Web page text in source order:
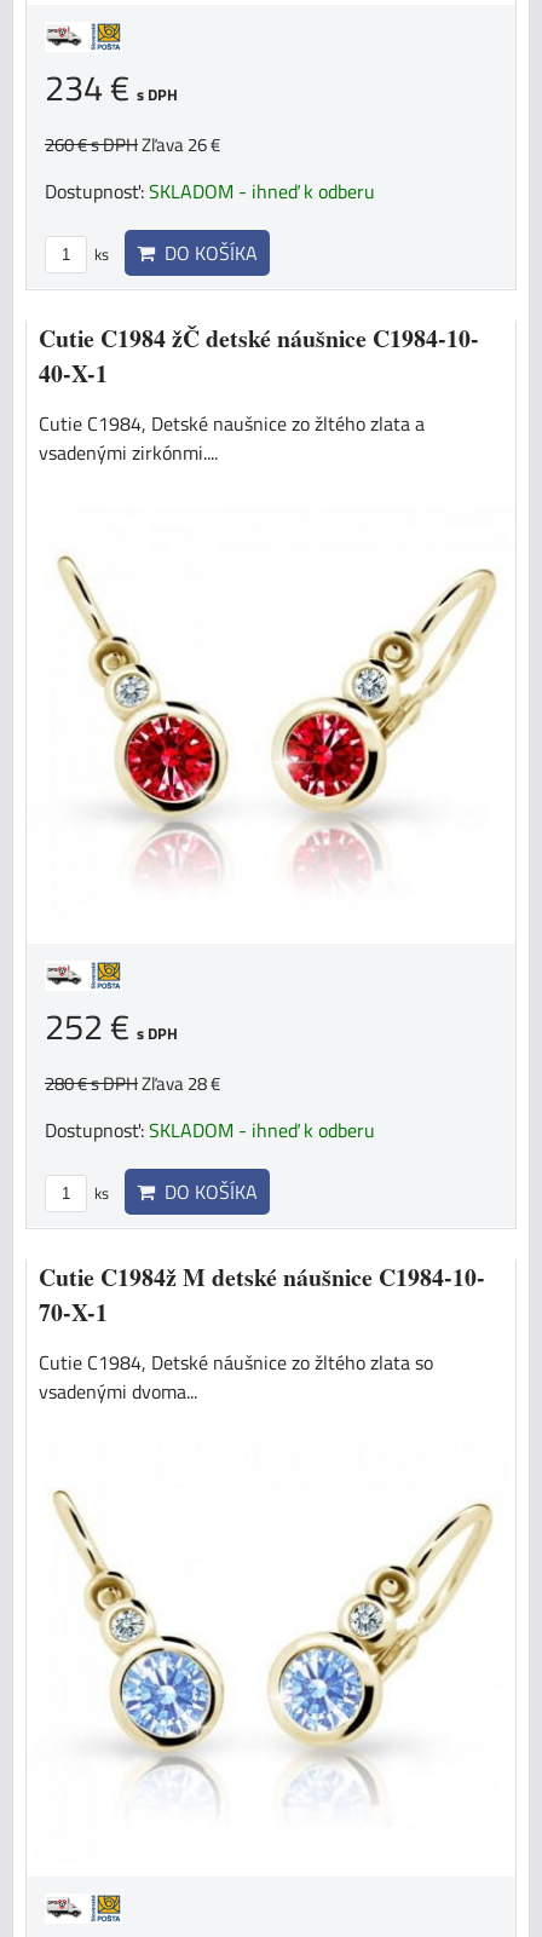
234 € s DPH
260 €s DPHZľava 26 €
Dostupnosť:SKLADOM - ihneď k odberu
ks DO KOŠÍKA
Cutie C1984 žČ detské náušnice C1984-10-
40-X-1
Cutie C1984, Detské naušnice zo žltého zlata a
vsadenými zirkónmi....
252 € s DPH
280 €s DPHZľava 28 €
Dostupnosť:SKLADOM - ihneď k odberu
ks DO KOŠÍKA
Cutie C1984ž M detské náušnice C1984-10-
70-X-1
Cutie C1984, Detské náušnice zo žltého zlata so
vsadenými dvoma...